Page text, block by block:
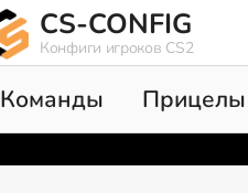
CS-CONFIG
Конфиги игроков CS2
Команды Прицелы